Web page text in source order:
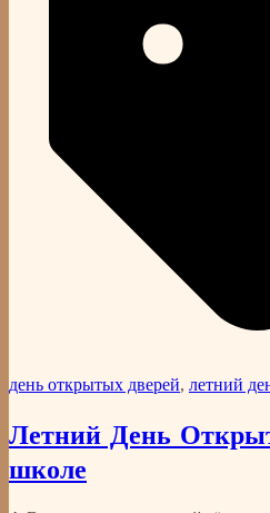
день открытых дверей, летний
Летний День
школе